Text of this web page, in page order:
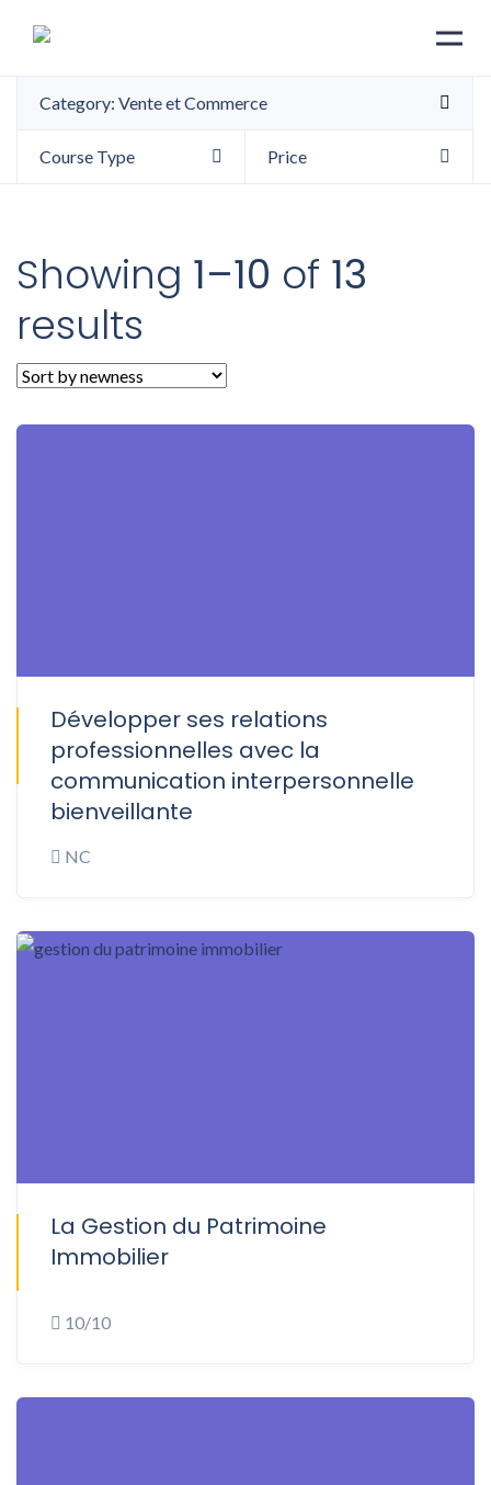
Category: Vente et Commerce
Course Type Price
Showing 1–10 of 13
results
Développer ses relations
professionnelles avec la
communication interpersonnelle
bienveillante
NC
La Gestion du Patrimoine
Immobilier
10/10